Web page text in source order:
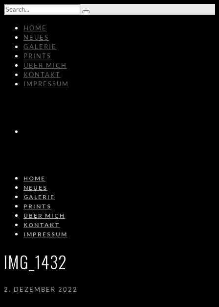
HOME
NEUES
GALERIE
PRINTS
ÜBER MICH
KONTAKT
IMPRESSUM
HOME
NEUES
GALERIE
PRINTS
ÜBER MICH
KONTAKT
IMPRESSUM
IMG_1432
2. DEZEMBER 2022